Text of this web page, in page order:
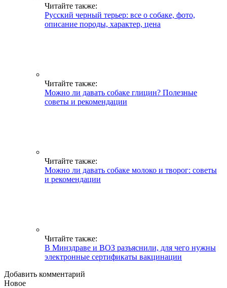
Читайте также:
Русский черный терьер: все о собаке, фото,
описание породы, характер, цена
Читайте также:
Можно ли давать собаке глицин? Полезные
советы и рекомендации
Читайте также:
Можно ли давать собаке молоко и творог: советы
и рекомендации
Читайте также:
В Минздраве и ВОЗ разъяснили, для чего нужны
электронные сертификаты вакцинации
Добавить комментарий
Новое